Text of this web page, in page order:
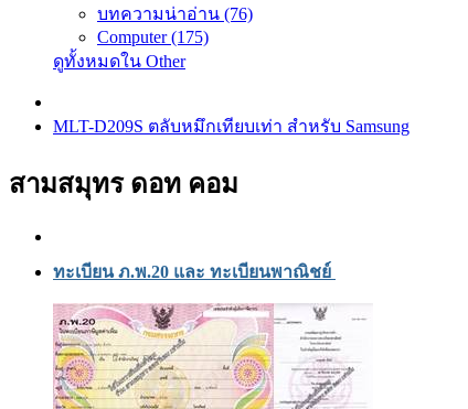
บทความน่าอ่าน (76)
Computer (175)
ดูทั้งหมดใน Other
MLT-D209S ตลับหมึกเทียบเท่า สำหรับ Samsung
สามสมุทร ดอท คอม
ทะเบียน ภ.พ.20 และ ทะเบียนพาณิชย์